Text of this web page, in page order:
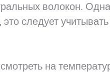
волокон.
следует
на